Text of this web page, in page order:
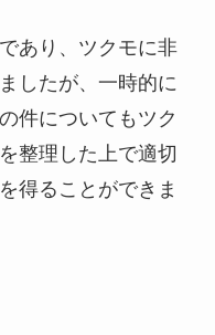
あり、ツクモに非
したが、一時的に
件についてもツク
整理した上で適切
得ることができま